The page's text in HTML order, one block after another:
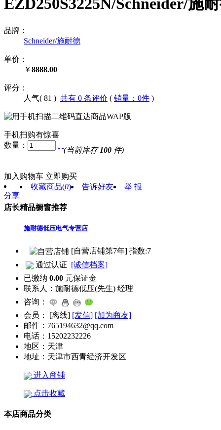
品牌：
Schneider/施耐德
单价：
￥8888.00
评分：
人气( 81 ) 共有 0 条评价 ( 销量：0件 )
手机扫购有惊喜
数量：
(当前库存 100 件)
加入购物车 立即购买
分享
收藏商品(0) 告诉好友 举 报
店长精品橱窗推荐
施耐德低压电气专营店
[自营店铺第7年] 指数:7
通过认证 [诚信档案]
已缴纳 0.00 元保证金
联系人： 施耐德低压(先生) 经理
咨询：
会员：
[离线] [发信] [加为商友]
邮件： 765194632@qq.com
电话： 15202232226
地区： 天津
地址： 天津市西青经济开发区
进入商铺
点击收藏
本店商品分类